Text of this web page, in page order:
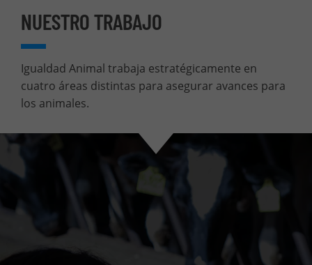
NUESTRO TRABAJO
Igualdad Animal trabaja estratégicamente en
cuatro áreas distintas para asegurar avances para
los animales.